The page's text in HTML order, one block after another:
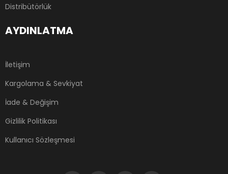
Distribütörlük
AYDINLATMA
İletişim
Kargolama & Sevkiyat
İade & Değişim
Gizlilik Politikası
Kullanıcı Sözleşmesi